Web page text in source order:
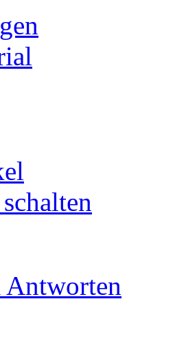
Antworten